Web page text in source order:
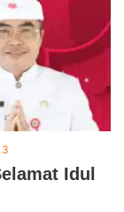
Idul